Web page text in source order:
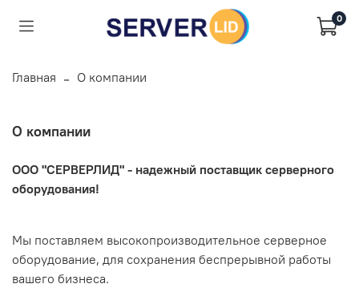
0
Главная О компании
О компании
ООО "СЕРВЕРЛИД" - надежный поставщик серверного
оборудования!
Мы поставляем высокопроизводительное серверное
оборудование, для сохранения беспрерывной работы
вашего бизнеса.